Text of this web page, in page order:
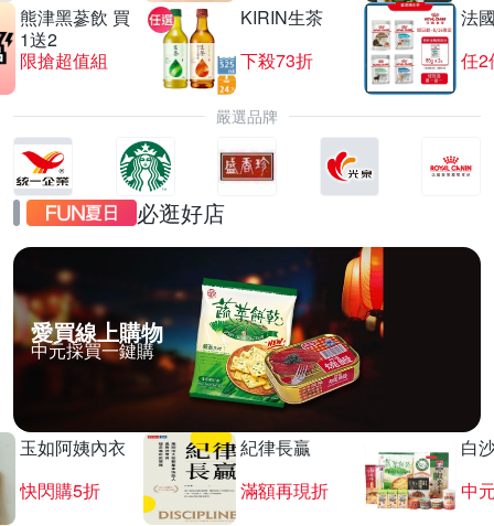
熊津黑蔘飲 買
1送2
限搶超值組
KIRIN生茶
下殺73折
法
任2
嚴選品牌
必逛好店
愛買線上購物
中元採買一鍵購
玉如阿姨內衣
快閃購5折
紀律長贏
滿額再現折
白
中